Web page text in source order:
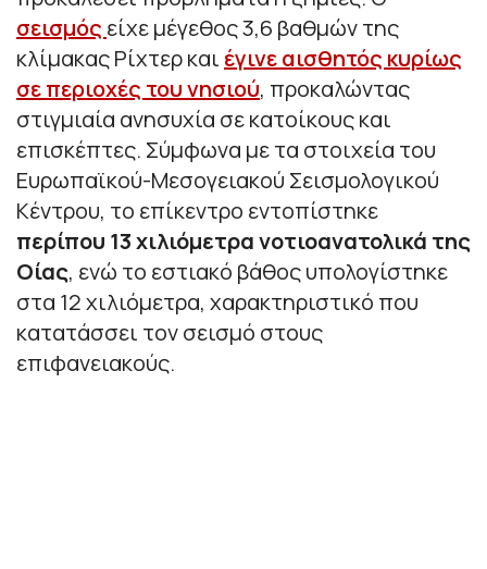
σεισμός είχε μέγεθος 3,6 βαθμών της
κλίμακας Ρίχτερ και έγινε αισθητός κυρίως
σε περιοχές του νησιού, προκαλώντας
στιγμιαία ανησυχία σε κατοίκους και
επισκέπτες. Σύμφωνα με τα στοιχεία του
Ευρωπαϊκού-Μεσογειακού Σεισμολογικού
Κέντρου, το επίκεντρο εντοπίστηκε
περίπου 13 χιλιόμετρα νοτιοανατολικά της
Οίας, ενώ το εστιακό βάθος υπολογίστηκε
στα 12 χιλιόμετρα, χαρακτηριστικό που
κατατάσσει τον σεισμό στους
επιφανειακούς.